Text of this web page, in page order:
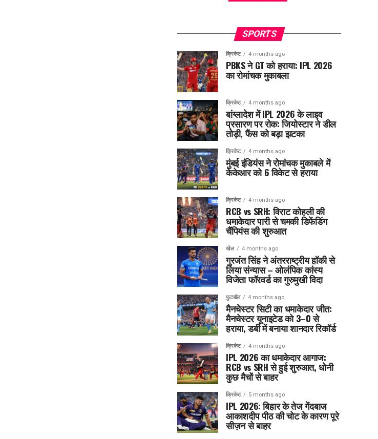
SPORTS
क्रिकेट 4 months ago
PBKS ने GT को हराया: IPL 2026
का रोमांचक मुकाबला
क्रिकेट 4 months ago
बांग्लादेश में IPL 2026 के लाइव
प्रसारण पर रोक: जियोस्टार ने डील
तोड़ी, फैंस को बड़ा झटका
क्रिकेट 4 months ago
मुंबई इंडियंस ने रोमांचक मुकाबले में
केकेआर को 6 विकेट से हराया
क्रिकेट 4 months ago
RCB vs SRH: विराट कोहली की
धमाकेदार पारी से चमकी डिफेंडिंग
चैंपियंस की शुरुआत
खेल 4 months ago
गुरजंत सिंह ने अंतरराष्ट्रीय हॉकी से
लिया संन्यास – ओलंपिक कांस्य
विजेता फॉरवर्ड का गुरुमुखी विदा
फुटबॉल 4 months ago
मैनचेस्टर सिटी का धमाकेदार जीत:
मैनचेस्टर यूनाइटेड को 3–0 से
हराया, डर्बी में बनाया शानदार रिकॉर्ड
क्रिकेट 4 months ago
IPL 2026 का धमाकेदार आगाज:
RCB vs SRH से हुई शुरुआत, धोनी
कुछ मैचों से बाहर
क्रिकेट 5 months ago
IPL 2026: बिहार के तेज गेंदबाज
आकाशदीप पीठ की चोट के कारण पूरे
सीज़न से बाहर